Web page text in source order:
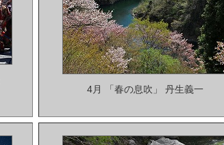
4月 「春の息吹」 丹生義一